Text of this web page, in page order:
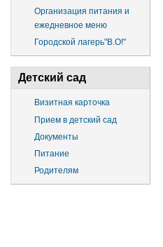
Организация питания и
ежедневное меню
Городской лагерь"В.О!"
Детский сад
Визитная карточка
Прием в детский сад
Документы
Питание
Родителям